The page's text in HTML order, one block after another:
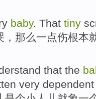
baby. That tiny
， 那么一点伤根本
that the
very